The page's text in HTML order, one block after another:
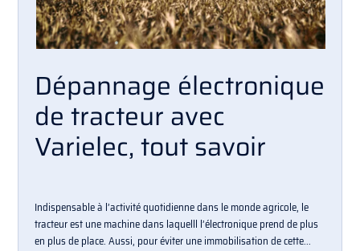
Dépannage électronique
de tracteur avec
Varielec, tout savoir
Indispensable à l’activité quotidienne dans le monde agricole, le
tracteur est une machine dans laquelll l’électronique prend de plus
en plus de place. Aussi, pour éviter une immobilisation de cette...